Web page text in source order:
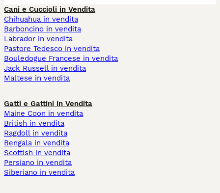
Cani e Cuccioli in Vendita
Chihuahua in vendita
Barboncino in vendita
Labrador in vendita
Pastore Tedesco in vendita
Bouledogue Francese in vendita
Jack Russell in vendita
Maltese in vendita
Gatti e Gattini in Vendita
Maine Coon in vendita
British in vendita
Ragdoll in vendita
Bengala in vendita
Scottish in vendita
Persiano in vendita
Siberiano in vendita